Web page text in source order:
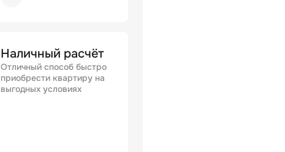
Наличный расчёт
Отличный способ быстро
приобрести квартиру на
выгодных условиях